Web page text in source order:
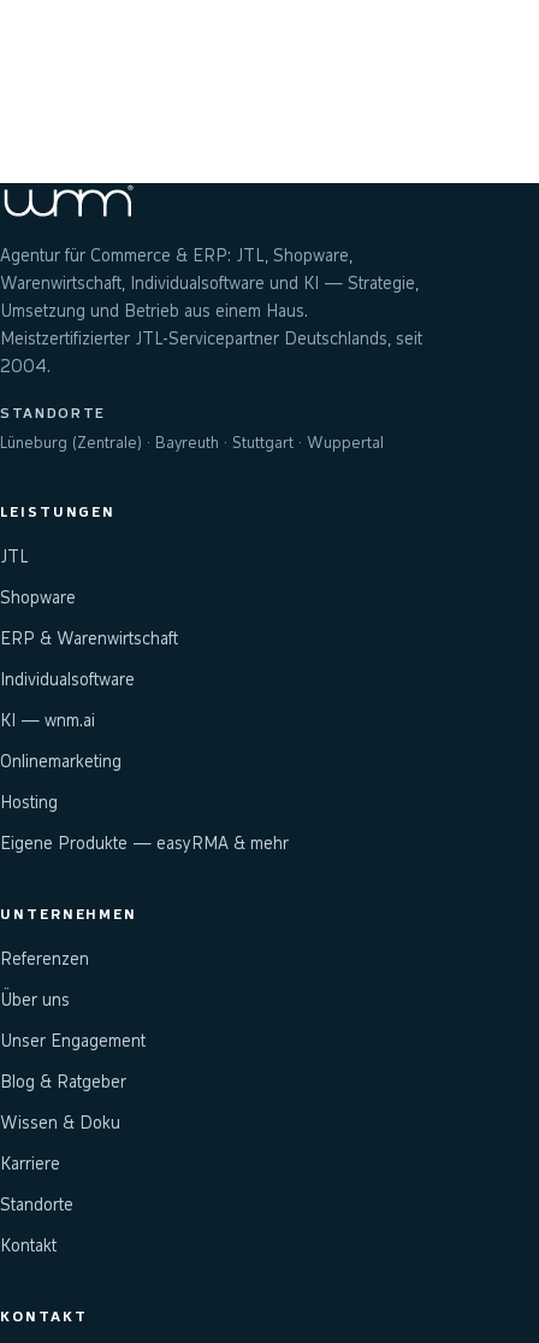
Agentur für Commerce & ERP: JTL, Shopware,
Warenwirtschaft, Individualsoftware und KI — Strategie,
Umsetzung und Betrieb aus einem Haus.
Meistzertifizierter JTL-Servicepartner Deutschlands, seit
2004.
STANDORTE
Lüneburg (Zentrale) · Bayreuth · Stuttgart · Wuppertal
LEISTUNGEN
JTL
Shopware
ERP & Warenwirtschaft
Individualsoftware
KI — wnm.ai
Onlinemarketing
Hosting
Eigene Produkte — easyRMA & mehr
UNTERNEHMEN
Referenzen
Über uns
Unser Engagement
Blog & Ratgeber
Wissen & Doku
Karriere
Standorte
Kontakt
KONTAKT